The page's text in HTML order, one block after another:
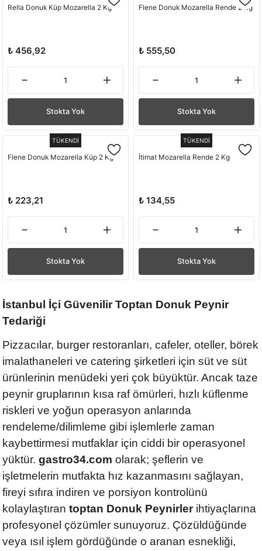
Rella Donuk Küp Mozarella 2 Kg
₺ 456,92
Stokta Yok
Flene Donuk Mozarella Rende 2 Kg
₺ 555,50
Stokta Yok
TÜKENDİ
Flene Donuk Mozarella Küp 2 Kg
₺ 223,21
Stokta Yok
TÜKENDİ
İtimat Mozarella Rende 2 Kg
₺ 134,55
Stokta Yok
İstanbul İçi Güvenilir Toptan Donuk Peynir
Tedariği
Pizzacılar, burger restoranları, cafeler, oteller, börek
imalathaneleri ve catering şirketleri için süt ve süt
ürünlerinin menüdeki yeri çok büyüktür. Ancak taze
peynir gruplarının kısa raf ömürleri, hızlı küflenme
riskleri ve yoğun operasyon anlarında
rendeleme/dilimleme gibi işlemlerle zaman
kaybettirmesi mutfaklar için ciddi bir operasyonel
yüktür. gastro34.com olarak; şeflerin ve
işletmelerin mutfakta hız kazanmasını sağlayan,
fireyi sıfıra indiren ve porsiyon kontrolünü
kolaylaştıran toptan Donuk Peynirlerihtiyaçlarına
profesyonel çözümler sunuyoruz. Çözüldüğünde
veya ısıl işlem gördüğünde o aranan esnekliği,